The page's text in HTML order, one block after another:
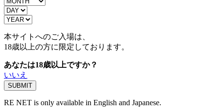
本サイトへのご入場は、
18歳以上の方に限定しております。
あなたは18歳以上ですか？
いいえ
RE NET is only available in English and Japanese.